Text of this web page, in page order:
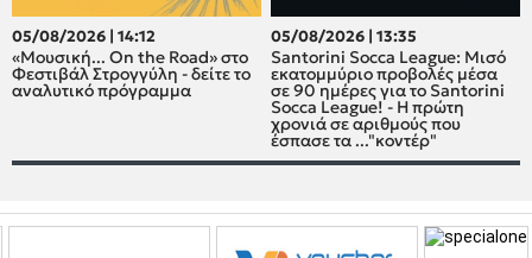
05/08/2026 | 14:12
«Μουσική... On the Road» στο
Φεστιβάλ Στρογγύλη - δείτε το
αναλυτικό πρόγραμμα
05/08/2026 | 13:35
Santorini Socca League: Μισό
εκατομμύριο προβολές μέσα
σε 90 ημέρες για το Santorini
Socca League! - Η πρώτη
χρονιά σε αριθμούς που
έσπασε τα ..."κοντέρ"